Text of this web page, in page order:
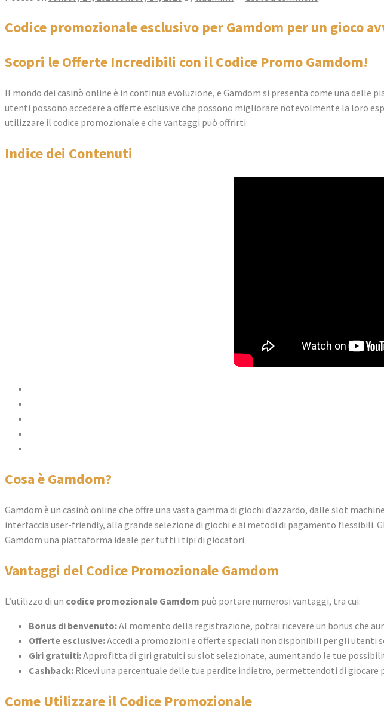
Codice promozionale esclusivo per Gamdom per un gioco
Scopri le Offerte Incredibili con il Codice Promo Gamdom!
Il mondo dei casinò online è in continua evoluzione, e Gamdom si presenta come una delle
utenti possono accedere a offerte esclusive che possono migliorare notevolmente la loro
utilizzare il codice promozionale e che vantaggi può offrirti.
Indice dei Contenuti
Cosa è Gamdom?
Gamdom è un casinò online che offre una vasta gamma di giochi d’azzardo, dalle slot
interfaccia user-friendly, alla grande selezione di giochi e ai metodi di pagamento flessibili.
Gamdom una piattaforma ideale per tutti i tipi di giocatori.
Vantaggi del Codice Promozionale Gamdom
L’utilizzo di un codice promozionale Gamdom può portare numerosi vantaggi, tra cui:
Bonus di benvenuto:Al momento della registrazione, potrai ricevere un bonus che
Offerte esclusive:Accedi a promozioni e offerte speciali non disponibili per gli utenti
Giri gratuiti:Approfitta di giri gratuiti su slot selezionate, aumentando le tue
Cashback: Ricevi una percentuale delle tue perdite indietro, permettendoti di giocare
Come Utilizzare il Codice Promozionale